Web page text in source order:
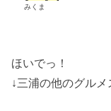
みくま
ほいでっ！
↓三浦の他のグルメ